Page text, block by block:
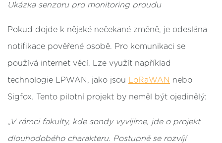
Ukázka senzoru pro monitoring proudu
Pokud dojde k nějaké nečekané změně, je odeslána
notifikace pověřené osobě. Pro komunikaci se
používá internet věcí. Lze využít například
technologie LPWAN, jako jsou LoRaWAN nebo
Sigfox. Tento pilotní projekt by neměl být ojedinělý:
„V rámci fakulty, kde sondy vyvíjíme, jde o projekt
dlouhodobého charakteru. Postupně se rozvíjí